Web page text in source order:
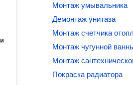
Монтаж умывальника
Демонтаж унитаза
Монтаж счетчика
Монтаж чугунной
Монтаж
Покраска радиатора